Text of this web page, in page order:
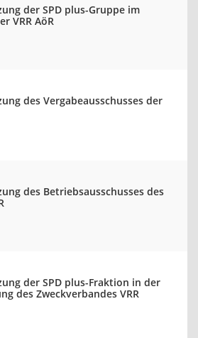
der SPD plus-Gruppe im
VRR AöR
des Vergabeausschusses der
des Betriebsausschusses des
der SPD plus-Fraktion in der
des Zweckverbandes VRR